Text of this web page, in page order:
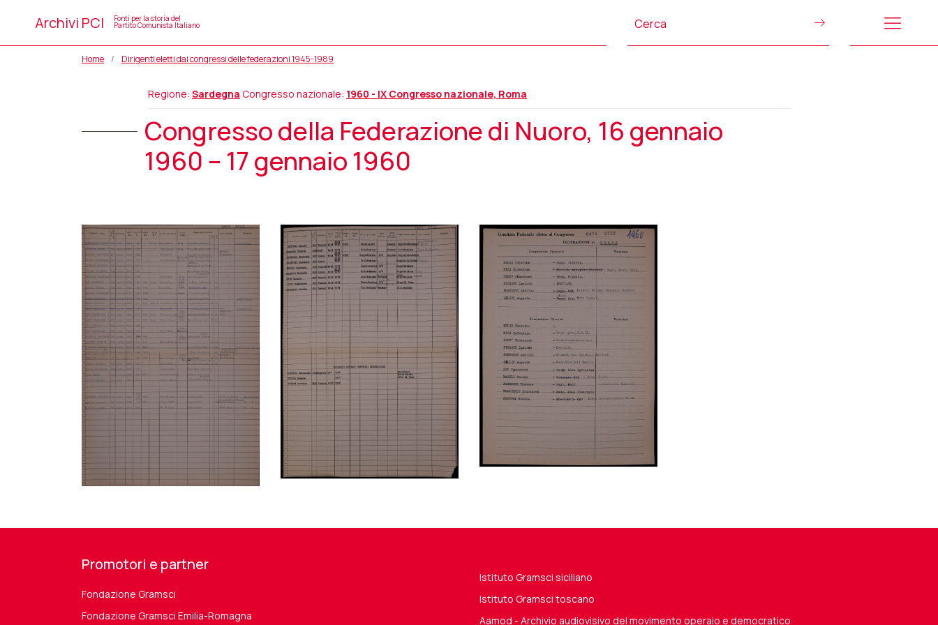
Archivi PCI Fonti per la storia del
Partito Comunista Italiano
Home Dirigenti eletti dai congressi delle federazioni 1945-1989
Regione: Sardegna Congresso nazionale: 1960 - IX Congresso nazionale, Roma
Congresso della Federazione di Nuoro, 16 gennaio
1960 – 17 gennaio 1960
Promotori e partner
Fondazione Gramsci
Fondazione Gramsci Emilia-Romagna
Istituto Gramsci siciliano
Istituto Gramsci toscano
Aamod - Archivio audiovisivo del movimento operaio e democratico